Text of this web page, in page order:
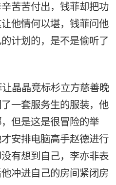
苦苦付出，钱菲却把功
他情何以堪，钱菲问他
计划的，是不是偷听了
晶晶竞标杉立方慈善晚
一套服务生的服装，他
但是这是很冒险的举
安排电脑高手赵德进行
有想到自己，李亦非表
冲进自己的房间紧闭房